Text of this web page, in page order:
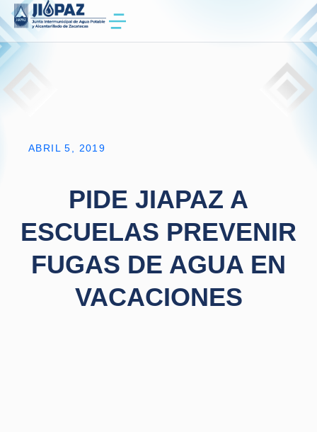
ABRIL 5, 2019
PIDE JIAPAZ A
ESCUELAS PREVENIR
FUGAS DE AGUA EN
VACACIONES